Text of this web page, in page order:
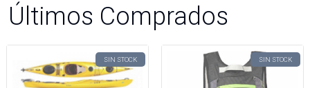
Últimos Comprados
SIN STOCK SIN STOCK